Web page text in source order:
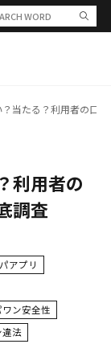
PSA合算や発送トラブル
当たる？利用者の口
利用者の
調査
アプリ
ワン安全性
違法